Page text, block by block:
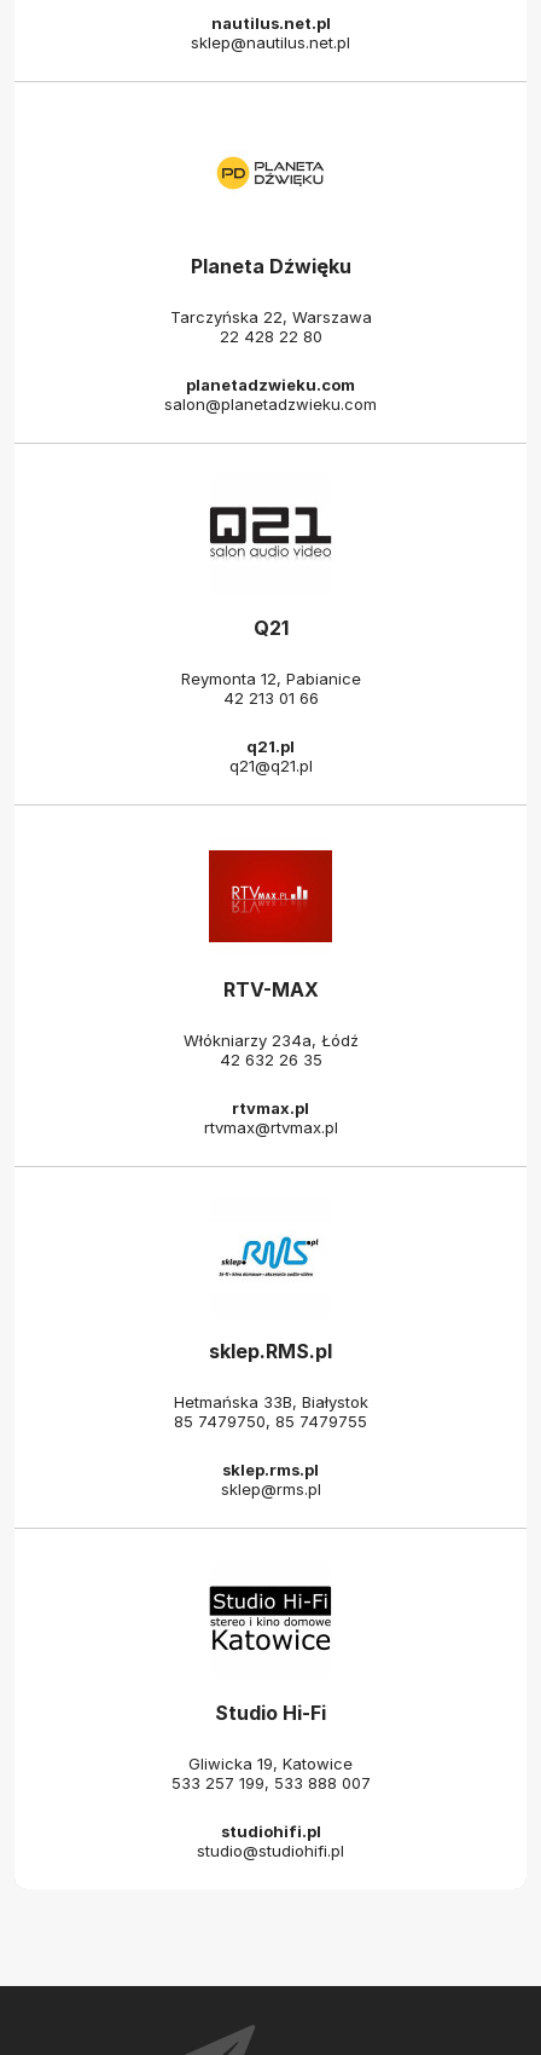
nautilus.net.pl
sklep@nautilus.net.pl
Planeta Dźwięku
Tarczyńska 22, Warszawa
22 428 22 80
planetadzwieku.com
salon@planetadzwieku.com
Q21
Reymonta 12, Pabianice
42 213 01 66
q21.pl
q21@q21.pl
RTV-MAX
Włókniarzy 234a, Łódź
42 632 26 35
rtvmax.pl
rtvmax@rtvmax.pl
sklep.RMS.pl
Hetmańska 33B, Białystok
85 7479750, 85 7479755
sklep.rms.pl
sklep@rms.pl
Studio Hi-Fi
Gliwicka 19, Katowice
533 257 199, 533 888 007
studiohifi.pl
studio@studiohifi.pl